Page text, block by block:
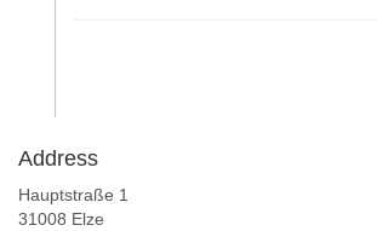
Address
Hauptstraße 1
31008 Elze